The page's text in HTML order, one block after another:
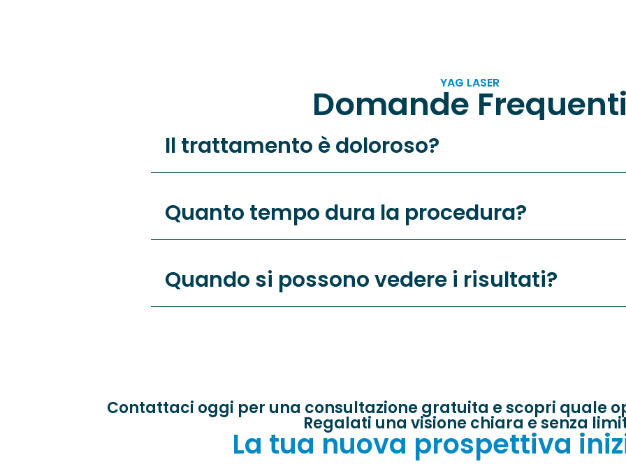
YAG LASER
Domande
Il trattamento è doloroso?
Quanto tempo dura la procedura?
Quando si possono vedere i risultati?
Contattaci oggi per una consultazione gratuita e scopri quale
Regalati una visione chiara e senza
La tua nuova prospettiva